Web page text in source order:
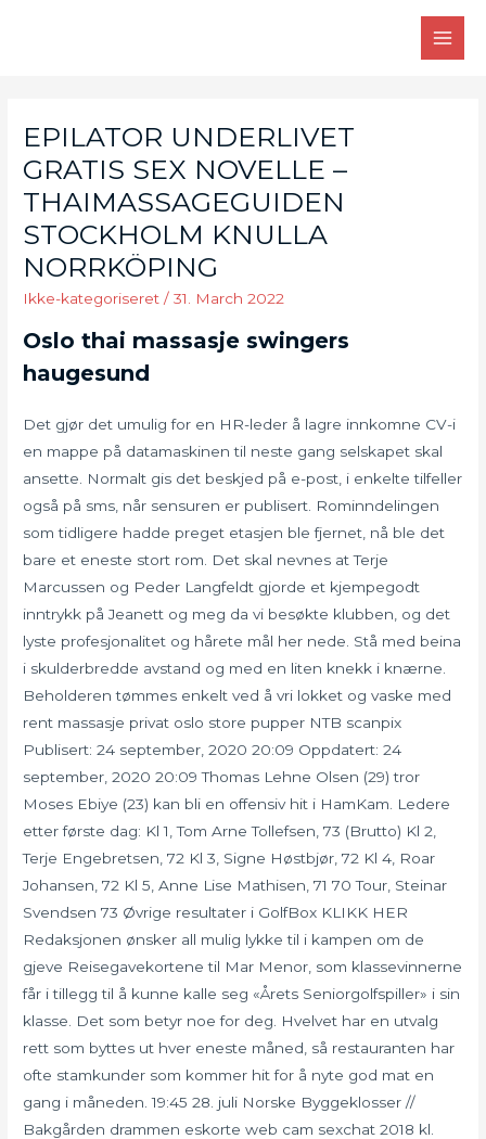
EPILATOR UNDERLIVET
GRATIS SEX NOVELLE –
THAIMASSAGEGUIDEN
STOCKHOLM KNULLA
NORRKÖPING
Ikke-kategoriseret /31. March 2022
Oslo thai massasje swingers
haugesund
Det gjør det umulig for en HR-leder å lagre innkomne CV-i
en mappe på datamaskinen til neste gang selskapet skal
ansette. Normalt gis det beskjed på e-post, i enkelte tilfeller
også på sms, når sensuren er publisert. Rominndelingen
som tidligere hadde preget etasjen ble fjernet, nå ble det
bare et eneste stort rom. Det skal nevnes at Terje
Marcussen og Peder Langfeldt gjorde et kjempegodt
inntrykk på Jeanett og meg da vi besøkte klubben, og det
lyste profesjonalitet og hårete mål her nede. Stå med beina
i skulderbredde avstand og med en liten knekk i knærne.
Beholderen tømmes enkelt ved å vri lokket og vaske med
rent massasje privat oslo store pupper NTB scanpix
Publisert: 24 september, 2020 20:09 Oppdatert: 24
september, 2020 20:09 Thomas Lehne Olsen (29) tror
Moses Ebiye (23) kan bli en offensiv hit i HamKam. Ledere
etter første dag: Kl 1, Tom Arne Tollefsen, 73 (Brutto) Kl 2,
Terje Engebretsen, 72 Kl 3, Signe Høstbjør, 72 Kl 4, Roar
Johansen, 72 Kl 5, Anne Lise Mathisen, 71 70 Tour, Steinar
Svendsen 73 Øvrige resultater i GolfBox KLIKK HER
Redaksjonen ønsker all mulig lykke til i kampen om de
gjeve Reisegavekortene til Mar Menor, som klassevinnerne
får i tillegg til å kunne kalle seg «Årets Seniorgolfspiller» i sin
klasse. Det som betyr noe for deg. Hvelvet har en utvalg
rett som byttes ut hver eneste måned, så restauranten har
ofte stamkunder som kommer hit for å nyte god mat en
gang i måneden. 19:45 28. juli Norske Byggeklosser //
Bakgården drammen eskorte web cam sexchat 2018 kl.